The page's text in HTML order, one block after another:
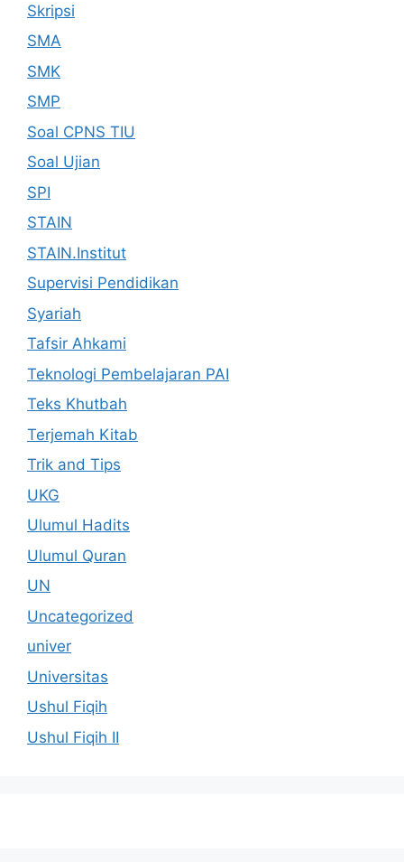
Skripsi
SMA
SMK
SMP
Soal CPNS TIU
Soal Ujian
SPI
STAIN
STAIN.Institut
Supervisi Pendidikan
Syariah
Tafsir Ahkami
Teknologi Pembelajaran PAI
Teks Khutbah
Terjemah Kitab
Trik and Tips
UKG
Ulumul Hadits
Ulumul Quran
UN
Uncategorized
univer
Universitas
Ushul Fiqih
Ushul Fiqih II